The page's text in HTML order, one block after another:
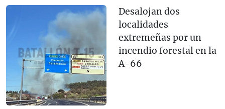
Desalojan dos
localidades
extremeñas por un
incendio forestal en la
A-66